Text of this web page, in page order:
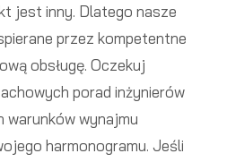
jest inny. Dlatego nasze
przez kompetentne
obsługę. Oczekuj
porad inżynierów
warunków wynajmu
harmonogramu. Jeśli